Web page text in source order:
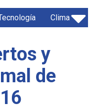
Clima
y
de